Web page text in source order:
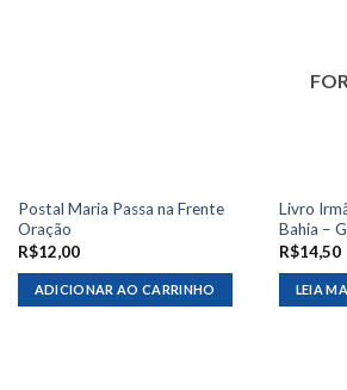
Postal Maria Passa na Frente
Oração
R$12,00
ADICIONAR AO CARRINHO
Livro
Bahia –
R$14,50
LEIA